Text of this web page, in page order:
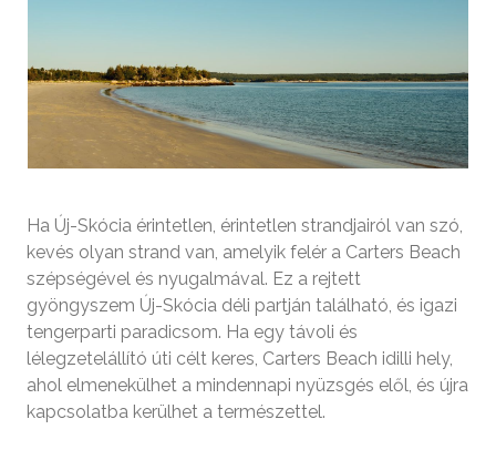
Ha Új-Skócia érintetlen, érintetlen strandjairól van szó,
kevés olyan strand van, amelyik felér a Carters Beach
szépségével és nyugalmával. Ez a rejtett
gyöngyszem Új-Skócia déli partján található, és igazi
tengerparti paradicsom. Ha egy távoli és
lélegzetelállító úti célt keres, Carters Beach idilli hely,
ahol elmenekülhet a mindennapi nyüzsgés elől, és újra
kapcsolatba kerülhet a természettel.